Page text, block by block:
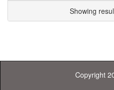
Showing
Copyright